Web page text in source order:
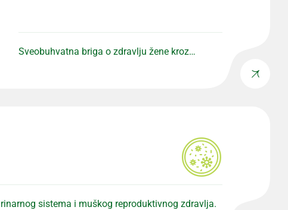
Sveobuhvatna briga o zdravlju žene kroz
sistema i muškog reproduktivnog zdravlja.